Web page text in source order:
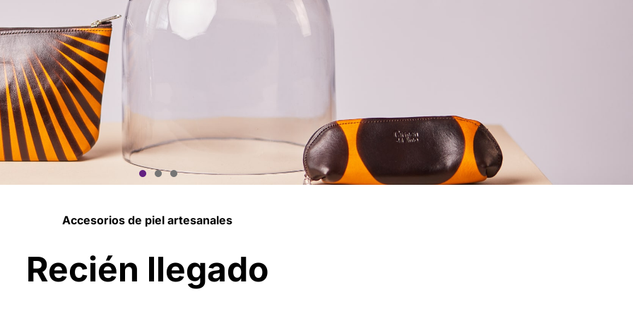
Modelo
Accesorios de piel artesanales
Recién llegado